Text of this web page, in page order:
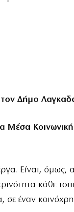
τον Δήμο
Μέσα
Είναι, όμως,
κάθε
σε έναν